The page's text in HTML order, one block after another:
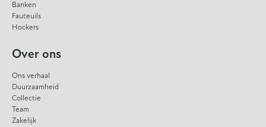
Banken
Fauteuils
Hockers
Over ons
Ons verhaal
Duurzaamheid
Collectie
Team
Zakelijk